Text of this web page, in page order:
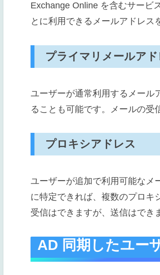
Exchange Online を含むサービ
とに利用できるメールアドレス
プライマリメールアド
ユーザーが通常利用するメール
ることも可能です。メールの受
プロキシアドレス
ユーザーが追加で利用可能なメ
に特定できれば、複数のプロキ
受信はできますが、送信はでき
AD 同期したユー